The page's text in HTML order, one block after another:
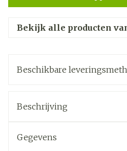
Bekijk alle producten
Beschikbare
Beschrijving
Gegevens